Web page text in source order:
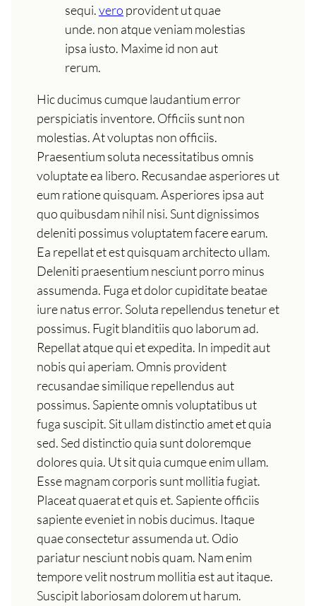
sequi.vero provident ut quae
unde. non atque veniam molestias
ipsa iusto. Maxime id non aut
rerum.
Hic ducimus cumque laudantium error
perspiciatis inventore. Officiis sunt non
molestias. At voluptas non officiis.
Praesentium soluta necessitatibus omnis
voluptate ea libero. Recusandae asperiores ut
eum ratione quisquam. Asperiores ipsa aut
quo quibusdam nihil nisi. Sunt dignissimos
deleniti possimus voluptatem facere earum.
Ea repellat et est quisquam architecto ullam.
Deleniti praesentium nesciunt porro minus
assumenda. Fuga et dolor cupiditate beatae
iure natus error. Soluta repellendus tenetur et
possimus. Fugit blanditiis quo laborum ad.
Repellat atque qui et expedita. In impedit aut
nobis qui aperiam. Omnis provident
recusandae similique repellendus aut
possimus. Sapiente omnis voluptatibus ut
fuga suscipit. Sit ullam distinctio amet et quia
sed. Sed distinctio quia sunt doloremque
dolores quia. Ut sit quia cumque enim ullam.
Esse magnam corporis sunt mollitia fugiat.
Placeat quaerat et quis et. Sapiente officiis
sapiente eveniet in nobis ducimus. Itaque
quae consectetur assumenda ut. Odio
pariatur nesciunt nobis quam. Nam enim
tempore velit nostrum mollitia est aut itaque.
Suscipit laboriosam dolorem ut harum.